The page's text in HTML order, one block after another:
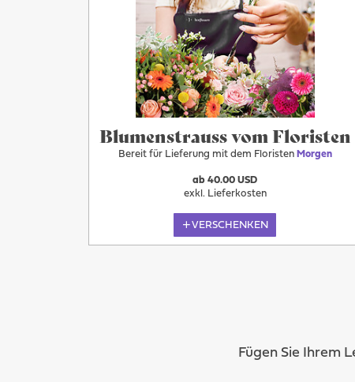
Blumenstrauss vom Floristen
Bereit für Lieferung mit dem Floristen Morgen
ab 40.00 USD
exkl. Lieferkosten
VERSCHENKEN
Fügen Sie Ihrem